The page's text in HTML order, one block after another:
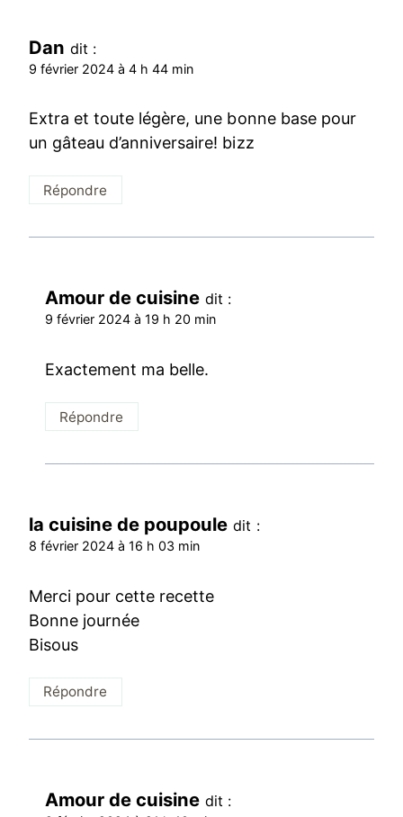
Dan dit :
9 février 2024 à 4 h 44 min
Extra et toute légère, une bonne base pour
un gâteau d’anniversaire! bizz
Répondre
Amour de cuisine dit :
9 février 2024 à 19 h 20 min
Exactement ma belle.
Répondre
la cuisine de poupoule dit :
8 février 2024 à 16 h 03 min
Merci pour cette recette
Bonne journée
Bisous
Répondre
Amour de cuisine dit :